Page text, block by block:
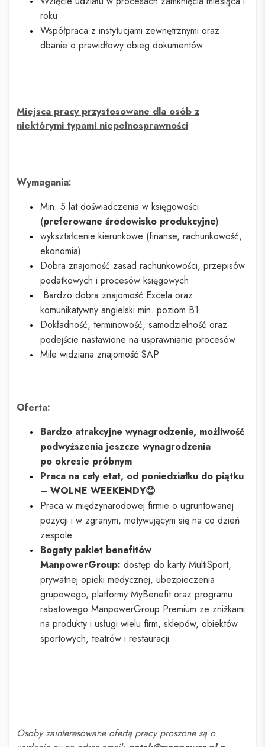
roku
Współpraca z instytucjami zewnętrznymi oraz
dbanie o prawidłowy obieg dokumentów
Miejsca pracy przystosowane dla osób z
niektórymi typami niepełnosprawności
Wymagania:
Min. 5 lat doświadczenia w księgowości
(preferowane środowisko produkcyjne)
wykształcenie kierunkowe (finanse, rachunkowość,
ekonomia)
Dobra znajomość zasad rachunkowości, przepisów
podatkowych i procesów księgowych
Bardzo dobra znajomość Excela oraz
komunikatywny angielski min. poziom B1
Dokładność, terminowość, samodzielność oraz
podejście nastawione na usprawnianie procesów
Mile widziana znajomość SAP
Oferta:
Bardzo atrakcyjne wynagrodzenie, możliwość
podwyższenia jeszcze wynagrodzenia
po okresie próbnym
Praca na cały etat, od poniedziałku do piątku
– WOLNE WEEKENDY😊
Praca w międzynarodowej firmie o ugruntowanej
pozycji i w zgranym, motywującym się na co dzień
zespole
Bogaty pakiet benefitów
ManpowerGroup: dostęp do karty MultiSport,
prywatnej opieki medycznej, ubezpieczenia
grupowego, platformy MyBenefit oraz programu
rabatowego ManpowerGroup Premium ze zniżkami
na produkty i usługi wielu firm, sklepów, obiektów
sportowych, teatrów i restauracji
Osoby zainteresowane ofertą pracy proszone są o